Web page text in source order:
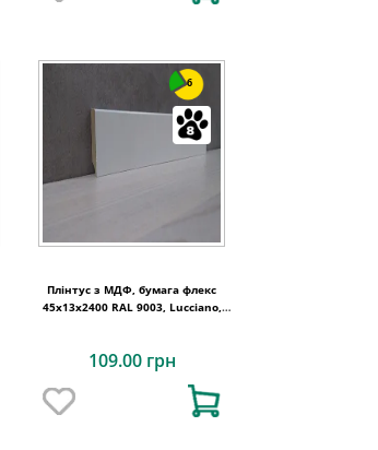
6
Плінтус з МДФ, бумага флекс
45x13x2400 RAL 9003, Lucciano,
109.00 грн